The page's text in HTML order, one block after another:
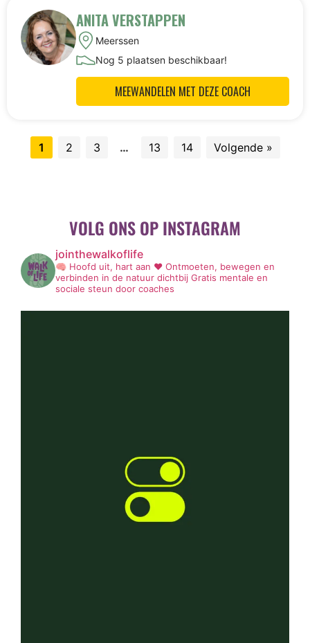
ANITA VERSTAPPEN
Meerssen
Nog 5 plaatsen beschikbaar!
MEEWANDELEN MET DEZE COACH
1 2 3 … 13 14 Volgende »
VOLG ONS OP INSTAGRAM
jointhewalkoflife
🧠 Hoofd uit, hart aan ❤️ Ontmoeten, bewegen en
verbinden in de natuur dichtbij Gratis mentale en
sociale steun door coaches